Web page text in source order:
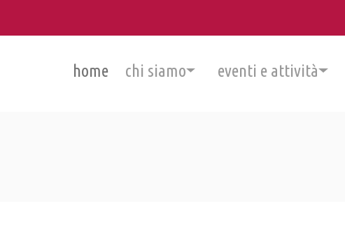
home chi siamo eventi e attività